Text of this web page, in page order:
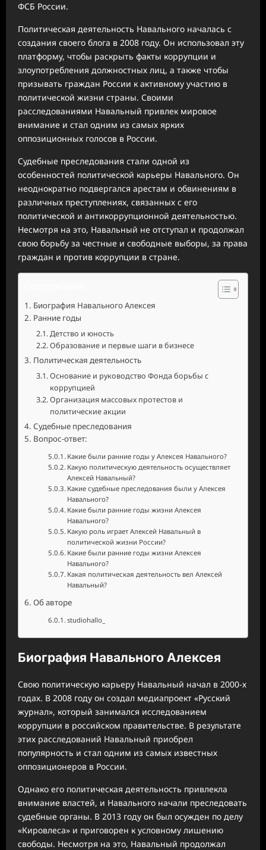
ФСБ России.
Политическая деятельность Навального началась с
создания своего блога в 2008 году. Он использовал эту
платформу, чтобы раскрыть факты коррупции и
злоупотребления должностных лиц, а также чтобы
призывать граждан России к активному участию в
политической жизни страны. Своими
расследованиями Навальный привлек мировое
внимание и стал одним из самых ярких
оппозиционных голосов в России.
Судебные преследования стали одной из
особенностей политической карьеры Навального. Он
неоднократно подвергался арестам и обвинениям в
различных преступлениях, связанных с его
политической и антикоррупционной деятельностью.
Несмотря на это, Навальный не отступал и продолжал
свою борьбу за честные и свободные выборы, за права
граждан и против коррупции в стране.
Биография Навального Алексея
Ранние годы
Детство и юность
Образование и первые шаги в бизнесе
Политическая деятельность
Основание и руководство Фонда борьбы с
коррупцией
Организация массовых протестов и
политические акции
Судебные преследования
Вопрос-ответ:
Какие были ранние годы у Алексея Навального?
Какую политическую деятельность осуществляет
Алексей Навальный?
Какие судебные преследования были у Алексея
Навального?
Какие были ранние годы жизни Алексея
Навального?
Какую роль играет Алексей Навальный в
политической жизни России?
Какие были ранние годы жизни Алексея
Навального?
Какая политическая деятельность вел Алексей
Навальный?
Об авторе
studiohallo_
Биография Навального Алексея
Свою политическую карьеру Навальный начал в 2000-х
годах. В 2008 году он создал медиапроект «Русский
журнал», который занимался исследованием
коррупции в российском правительстве. В результате
этих расследований Навальный приобрел
популярность и стал одним из самых известных
оппозиционеров в России.
Однако его политическая деятельность привлекла
внимание властей, и Навального начали преследовать
судебные органы. В 2013 году он был осужден по делу
«Кировлеса» и приговорен к условному лишению
свободы. Несмотря на это, Навальный продолжал